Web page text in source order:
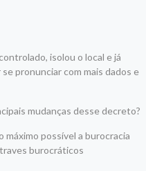
isolou o local e já
pronunciar com mais dados e
mudanças desse decreto?
possível a burocracia
burocráticos